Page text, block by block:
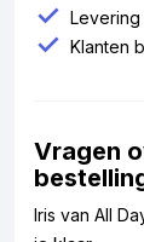
Klanten
Vragen
Iris van All